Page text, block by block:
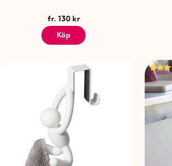
fr. 130 kr
Köp